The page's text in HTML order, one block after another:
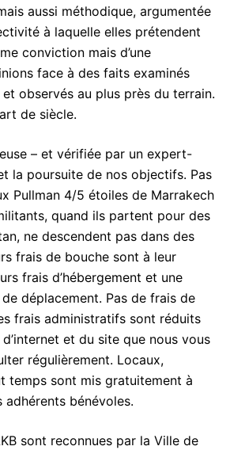
aussi méthodique, argumentée
à laquelle elles prétendent
conviction mais d’une
face à des faits examinés
observés au plus près du terrain.
de siècle.
– et vérifiée par un expert-
la poursuite de nos objectifs. Pas
Pullman 4/5 étoiles de Marrakech
quand ils partent pour des
ne descendent pas dans des
frais de bouche sont à leur
frais d’hébergement et une
déplacement. Pas de frais de
frais administratifs sont réduits
et du site que nous vous
régulièrement. Locaux,
temps sont mis gratuitement à
bénévoles.
sont reconnues par la Ville de